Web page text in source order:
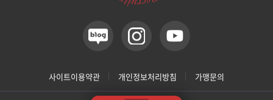
사이트이용약관 개인정보처리방침 가맹문의